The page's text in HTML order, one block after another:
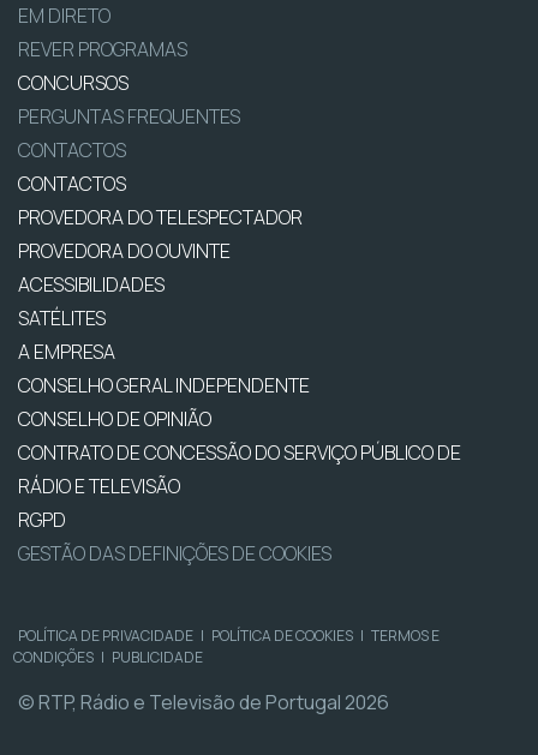
EM DIRETO
REVER PROGRAMAS
CONCURSOS
PERGUNTAS FREQUENTES
CONTACTOS
CONTACTOS
PROVEDORA DO TELESPECTADOR
PROVEDORA DO OUVINTE
ACESSIBILIDADES
SATÉLITES
A EMPRESA
CONSELHO GERAL INDEPENDENTE
CONSELHO DE OPINIÃO
CONTRATO DE CONCESSÃO DO SERVIÇO PÚBLICO DE
RÁDIO E TELEVISÃO
RGPD
GESTÃO DAS DEFINIÇÕES DE COOKIES
POLÍTICA DE PRIVACIDADE | POLÍTICA DE COOKIES | TERMOS E
CONDIÇÕES | PUBLICIDADE
© RTP, Rádio e Televisão de Portugal 2026